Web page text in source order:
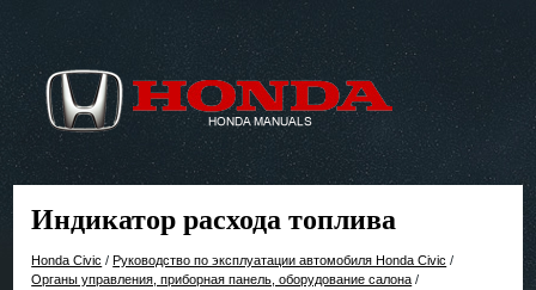
Индикатор расхода топлива
Honda Civic /Руководство по эксплуатации автомобиля Honda Civic /
Органы управления, приборная панель, оборудование салона /